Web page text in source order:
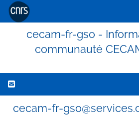
cecam-fr-gso -
communauté
cecam-fr-